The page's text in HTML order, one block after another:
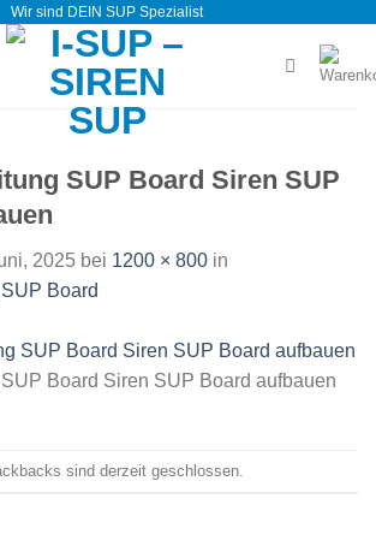
Wir sind DEIN SUP Spezialist
SUP Board Siren SUP
2025 bei 1200 × 800 in
Board
Board Siren SUP Board aufbauen
sind derzeit geschlossen.